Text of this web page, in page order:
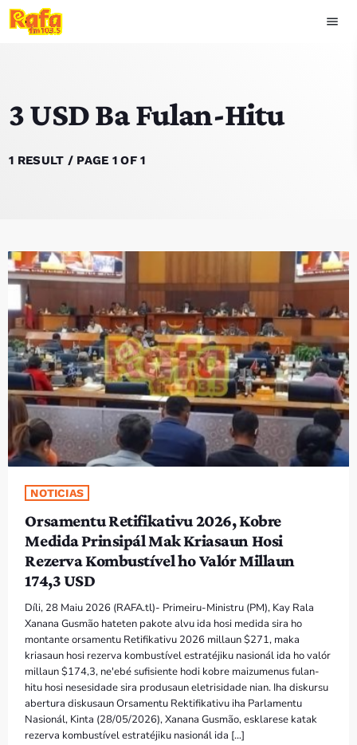
menu
play_arrow OUVIR RAFA
EKIPA
TOP 15
PODCAST SIRA
PROGRAMA SIRA
VÍDEO SIRA
EVENTU SIRA
KONTAKTU SIRA
TÉTUM
TÉTUM
PORTUGUÊS
PRÓXIMOS PROGRAMAS
3 USD Ba Fulan-Hitu
1 RESULT / PAGE 1 OF 1
NOTICIAS
Orsamentu Retifikativu 2026, Kobre
Medida Prinsipál Mak Kriasaun Hosi
Rezerva Kombustível ho Valór Millaun
174,3 USD
Díli, 28 Maiu 2026 (RAFA.tl)- Primeiru-Ministru (PM), Kay Rala
Xanana Gusmão hateten pakote alvu ida hosi medida sira ho
montante orsamentu Retifikativu 2026 millaun $271, maka
kriasaun hosi rezerva kombustível estratéjiku nasionál ida ho valór
millaun $174,3, ne'ebé sufisiente hodi kobre maizumenus fulan-
hitu hosi nesesidade sira produsaun eletrisidade nian. Iha diskursu
abertura diskusaun Orsamentu Rektifikativu iha Parlamentu
Nasionál, Kinta (28/05/2026), Xanana Gusmão, esklarese katak
rezerva kombustível estratéjiku nasionál ida […]